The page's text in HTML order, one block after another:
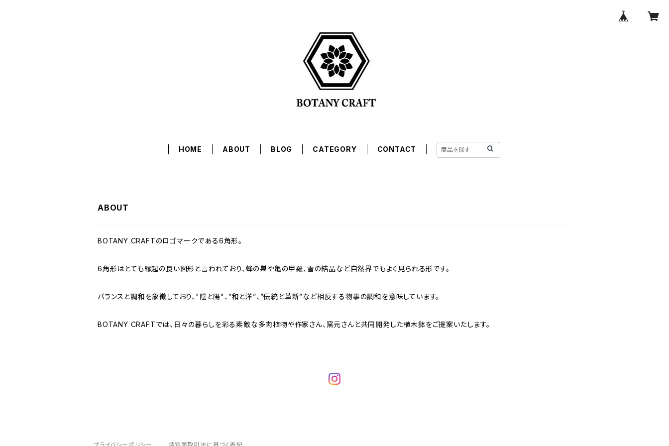
HOME ABOUT BLOG CATEGORY CONTACT
ABOUT
BOTANY CRAFTのロゴマークである6角形。
6角形はとても縁起の良い図形と言われており、蜂の巣や亀の甲羅、雪の結晶など自然界でもよく見られる形です。
バランスと調和を象徴しており、"陰と陽"、”和と洋”、”伝統と革新”など相反する物事の調和を意味しています。
BOTANY CRAFTでは、日々の暮らしを彩る素敵な多肉植物や作家さん、窯元さんと共同開発した植木鉢をご提案いたします。